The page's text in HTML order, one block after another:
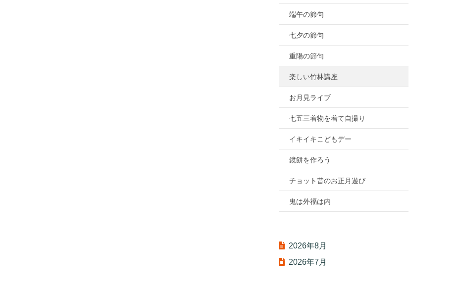
端午の節句
七夕の節句
重陽の節句
楽しい竹林講座
お月見ライブ
七五三着物を着て自撮り
イキイキこどもデー
鏡餅を作ろう
チョット昔のお正月遊び
鬼は外福は内
2026年8月
2026年7月